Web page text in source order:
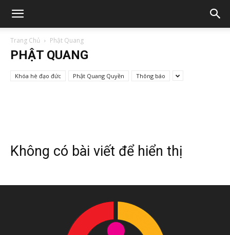
Trang Chủ Phật Quang
PHẬT QUANG
Khóa hè đạo đức Phật Quang Quyền Thông báo
Không có bài viết để hiển thị